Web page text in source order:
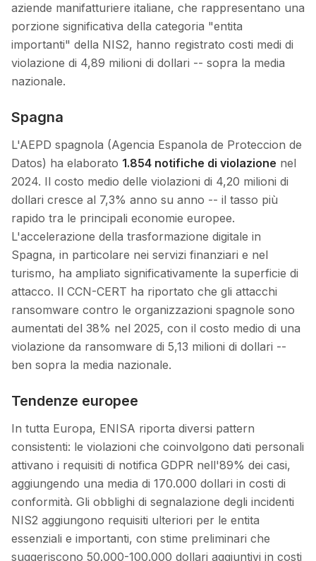
aziende manifatturiere italiane, che rappresentano una
porzione significativa della categoria "entita
importanti" della NIS2, hanno registrato costi medi di
violazione di 4,89 milioni di dollari -- sopra la media
nazionale.
Spagna
L'AEPD spagnola (Agencia Espanola de Proteccion de
Datos) ha elaborato 1.854 notifiche di violazione nel
2024. Il costo medio delle violazioni di 4,20 milioni di
dollari cresce al 7,3% anno su anno -- il tasso più
rapido tra le principali economie europee.
L'accelerazione della trasformazione digitale in
Spagna, in particolare nei servizi finanziari e nel
turismo, ha ampliato significativamente la superficie di
attacco. Il CCN-CERT ha riportato che gli attacchi
ransomware contro le organizzazioni spagnole sono
aumentati del 38% nel 2025, con il costo medio di una
violazione da ransomware di 5,13 milioni di dollari --
ben sopra la media nazionale.
Tendenze europee
In tutta Europa, ENISA riporta diversi pattern
consistenti: le violazioni che coinvolgono dati personali
attivano i requisiti di notifica GDPR nell'89% dei casi,
aggiungendo una media di 170.000 dollari in costi di
conformità. Gli obblighi di segnalazione degli incidenti
NIS2 aggiungono requisiti ulteriori per le entita
essenziali e importanti, con stime preliminari che
suggeriscono 50.000-100.000 dollari aggiuntivi in costi